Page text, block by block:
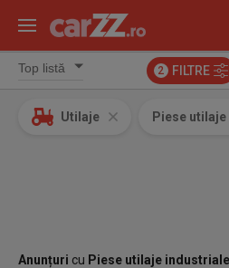
2 FILTRE
Utilaje Piese
Anunțuri cu Piese utilaje